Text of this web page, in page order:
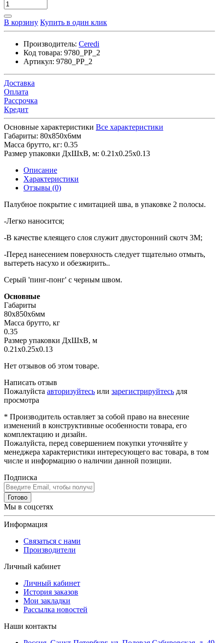
В корзину Купить в один клик
Производитель: Ceredi
Код товара: 9780_PP_2
Артикул: 9780_PP_2
Доставка
Оплата
Рассрочка
Кредит
Основные характеристики Все характеристики
Габариты: 80х850х6мм
Масса брутто, кг: 0.35
Размер упаковки ДхШхВ, м: 0.21x0.25x0.13
Описание
Характеристики
Отзывы (0)
Палубное покрытие с имитацией шва, в упаковке 2 полосы.
-Легко наносится;
-В качестве клеящего слоя служит двусторонний скотч 3М;
-Перед нанесением поверхность следует тщательно отмыть,
вытереть насухо и обезжирить..
Серый 'пинг-понг' с черным швом.
Основные
Габариты
80х850х6мм
Масса брутто, кг
0.35
Размер упаковки ДхШхВ, м
0.21x0.25x0.13
Нет отзывов об этом товаре.
Написать отзыв
Пожалуйста авторизуйтесь или зарегистрируйтесь для
просмотра
* Производитель оставляет за собой право на внесение
изменений в конструктивные особенности товара, его
комплектацию и дизайн.
Пожалуйста, перед совершением покупки уточняйте у
менеджера характеристики интересующего вас товара, в том
числе и информацию о наличии данной позиции.
Подписка
Готово
Мы в соцсетях
Информация
Связаться с нами
Производители
Личный кабинет
Личный кабинет
История заказов
Мои закладки
Рассылка новостей
Наши контакты